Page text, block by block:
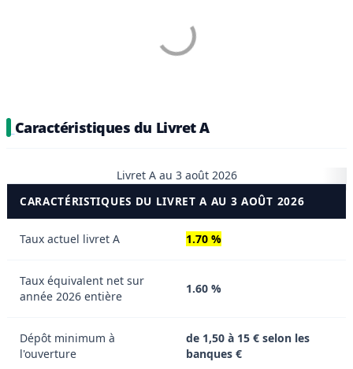
Caractéristiques du Livret A
Livret A au 3 août 2026
CARACTÉRISTIQUES DU LIVRET A AU 3 AOÛT 2026
Taux actuel livret A 1.70 %
Taux équivalent net sur
année 2026 entière
1.60 %
Dépôt minimum à
l'ouverture
de 1,50 à 15 € selon les
banques €